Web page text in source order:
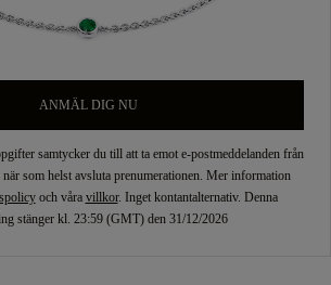
ANMÄL DIG NU
samtycker du till att ta emot e-postmeddelanden från
som helst avsluta prenumerationen. Mer information
och våra villkor. Inget kontantalternativ. Denna
stänger kl. 23:59 (GMT) den 31/12/2026